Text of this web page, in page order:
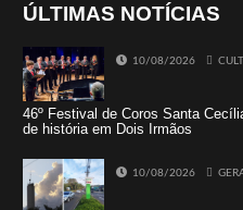
ÚLTIMAS NOTÍCIAS
10/08/2026
46º Festival de Coros Santa
de história em Dois Irmãos
10/08/2026